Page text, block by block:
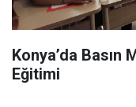
Konya’da Basın
Eğitimi